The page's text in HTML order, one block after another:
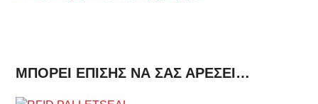
ΜΠΟΡΕΊ ΕΠΊΣΗΣ ΝΑ ΣΑΣ ΑΡΈΣΕΙ…